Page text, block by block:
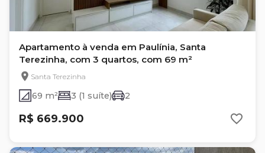
Apartamento à venda em Paulínia, Santa
Terezinha, com 3 quartos, com 69 m²
Santa Terezinha
69 m² 3 (1 suíte) 2
R$ 669.900